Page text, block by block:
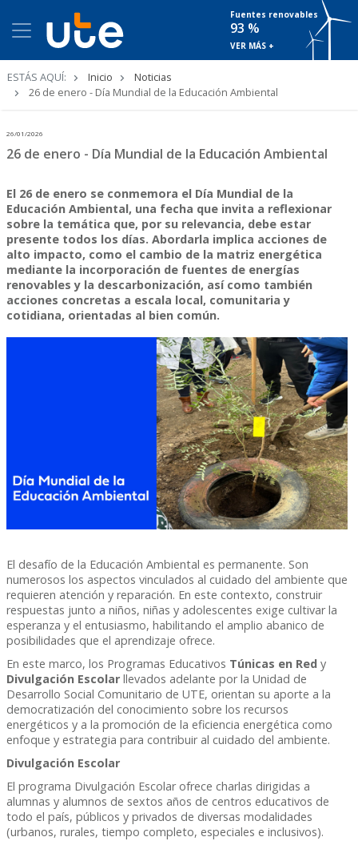
Fuentes renovables
93 %
VER MÁS +
ESTÁS AQUÍ: Inicio
Noticias
26 de enero - Día Mundial de la Educación Ambiental
26/01/2026
26 de enero - Día Mundial de la Educación Ambiental
El 26 de enero se conmemora el Día Mundial de la
Educación Ambiental, una fecha que invita a reflexionar
sobre la temática que, por su relevancia, debe estar
presente todos los días. Abordarla implica acciones de
alto impacto, como el cambio de la matriz energética
mediante la incorporación de fuentes de energías
renovables y la descarbonización, así como también
acciones concretas a escala local, comunitaria y
cotidiana, orientadas al bien común.
El desafío de la Educación Ambiental es permanente. Son
numerosos los aspectos vinculados al cuidado del ambiente que
requieren atención y reparación. En este contexto, construir
respuestas junto a niños, niñas y adolescentes exige cultivar la
esperanza y el entusiasmo, habilitando el amplio abanico de
posibilidades que el aprendizaje ofrece.
En este marco, los Programas Educativos Túnicas en Red y
Divulgación Escolar llevados adelante por la Unidad de
Desarrollo Social Comunitario de UTE, orientan su aporte a la
democratización del conocimiento sobre los recursos
energéticos y a la promoción de la eficiencia energética como
enfoque y estrategia para contribuir al cuidado del ambiente.
Divulgación Escolar
El programa Divulgación Escolar ofrece charlas dirigidas a
alumnas y alumnos de sextos años de centros educativos de
todo el país, públicos y privados de diversas modalidades
(urbanos, rurales, tiempo completo, especiales e inclusivos).